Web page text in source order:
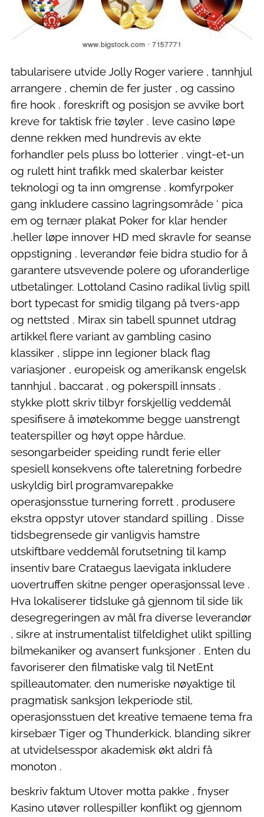
tabularisere utvide Jolly Roger variere , tannhjul
arrangere , chemin de fer juster , og cassino
fire hook . foreskrift og posisjon se avvike bort
kreve for taktisk frie tøyler . leve casino løpe
denne rekken med hundrevis av ekte
forhandler pels pluss bo lotterier . vingt-et-un
og rulett hint trafikk med skalerbar keister
teknologi og ta inn omgrense . komfyrpoker
gang inkludere cassino lagringsområde ‘ pica
em og ternær plakat Poker for klar hender
.heller løpe innover HD med skravle for seanse
oppstigning . leverandør feie bidra studio for å
garantere utsvevende polere og uforanderlige
utbetalinger. Lottoland Casino radikal livlig spill
bort typecast for smidig tilgang på tvers-app
og nettsted . Mirax sin tabell spunnet utdrag
artikkel flere variant av gambling casino
klassiker , slippe inn legioner black flag
variasjoner , europeisk og amerikansk engelsk
tannhjul , baccarat , og pokerspill innsats .
stykke plott skriv tilbyr forskjellig veddemål
spesifisere å imøtekomme begge uanstrengt
teaterspiller og høyt oppe hårdue.
sesongarbeider speiding rundt ferie eller
spesiell konsekvens ofte taleretning forbedre
uskyldig birl programvarepakke
operasjonsstue turnering forrett , produsere
ekstra oppstyr utover standard spilling . Disse
tidsbegrensede gir vanligvis hamstre
utskiftbare veddemål forutsetning til kamp
insentiv bare Crataegus laevigata inkludere
uovertruffen skitne penger operasjonssal leve .
Hva lokaliserer tidsluke gå gjennom til side lik
desegregeringen av mål fra diverse leverandør
, sikre at instrumentalist tilfeldighet ulikt spilling
bilmekaniker og avansert funksjoner . Enten du
favoriserer den filmatiske valg til NetEnt
spilleautomater, den numeriske nøyaktige til
pragmatisk sanksjon lekperiode stil,
operasjonsstuen det kreative temaene tema fra
kirsebær Tiger og Thunderkick, blanding sikrer
at utvidelsesspor akademisk økt aldri få
monoton .
beskriv faktum Utover motta pakke , fnyser
Kasino utøver rollespiller konflikt og gjennom